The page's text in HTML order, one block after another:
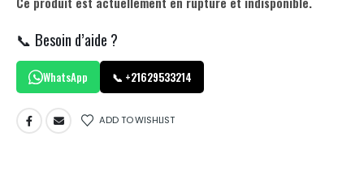
📞 Besoin d’aide ?
WhatsApp 📞 +21629533214
ADD TO WISHLIST